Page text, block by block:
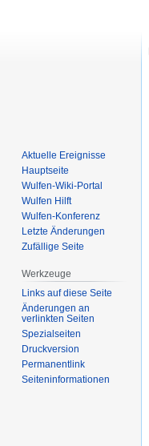
Aktuelle Ereignisse
Hauptseite
Wulfen-Wiki-Portal
Wulfen Hilft
Wulfen-Konferenz
Letzte Änderungen
Zufällige Seite
Werkzeuge
Links auf diese Seite
Änderungen an
verlinkten Seiten
Spezialseiten
Druckversion
Permanentlink
Seiten­­informationen